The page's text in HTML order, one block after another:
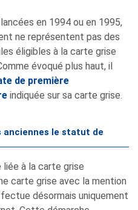
en 1994 ou en 1995,
ne représentent pas des
éligibles à la carte grise
évoqué plus haut, il
de première
indiquée sur sa carte grise.
anciennes le statut de
à la carte grise
carte grise avec la mention
désormais uniquement